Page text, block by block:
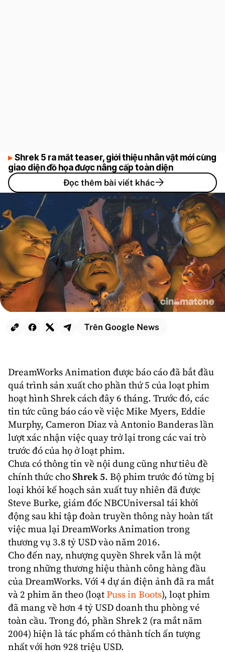
Trên Google News
DreamWorks Animation được báo cáo đã bắt đầu
quá trình sản xuất cho phần thứ 5 của loạtphim
hoạt hìnhShrekcách đây 6 tháng. Trước đó, các
tin tức cũng báo cáo về việcMike Myers, Eddie
Murphy, Cameron DiazvàAntonio Banderaslần
lượt xác nhận việc quay trở lại trong các vai trò
trước đó của họ ở loạt phim.
Chưa có thông tin về nội dung cũng như tiêu đề
chính thức choShrek 5. Bộ phim trước đó từng bị
loại khỏi kế hoạch sản xuất tuy nhiên đã được
Steve Burke, giám đốc NBCUniversal tái khởi
động sau khi tập đoàn truyền thông này hoàn tất
việc mua lại DreamWorks Animation trong
thương vụ 3.8 tỷ USD vào năm 2016.
Cho đến nay, nhượng quyền Shrek vẫn là một
trong những thương hiệu thành công hàng đầu
của DreamWorks. Với 4 dự án điện ảnh đã ra mắt
và 2 phim ăn theo (loạtPuss in Boots), loạt phim
đã mang về hơn 4 tỷ USD doanh thu phòng vé
toàn cầu. Trong đó, phần Shrek 2 (ra mắt năm
2004) hiện là tác phẩm có thành tích ấn tượng
nhất với hơn 928 triệu USD.
Shrek 5 ra mắt teaser, giới thiệu nhân vật mới cùng
giao diện đồ họa được nâng cấp toàn diện
Đọc thêm bài viết khác